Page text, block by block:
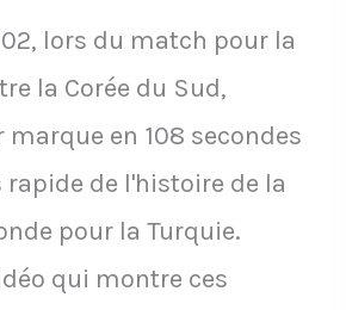
lors du match pour la
la Corée du Sud,
marque en 108 secondes
de l'histoire de la
pour la Turquie.
qui montre ces